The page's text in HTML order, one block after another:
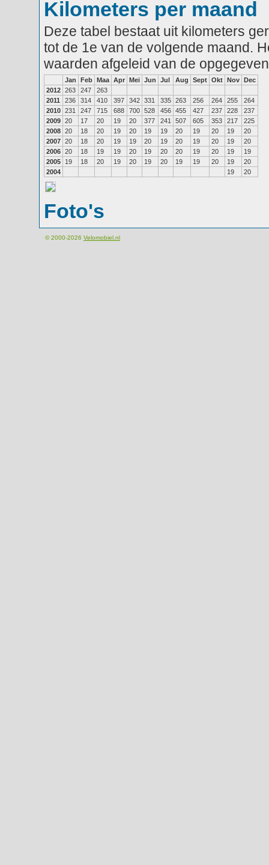
Kilometers per maand
Deze tabel bestaat uit kilometers
tot de 1e van de volgende maand.
waarden afgeleid van de
Jan Feb Maa Apr Mei Jun Jul Aug Sept Okt Nov Dec
2012 263 247
263
2011
236 314 410 397 342 331 335 263 256 264 255
264
2010 231 247 715 688 700 528 456 455 427 237 228
237
2009 20 17 20 19 20 377 241 507 605 353 217
225
2008 20 18 20 19 20 19 19 20 19 20 19
20
2007 20 18 20 19 19 20 19 20 19 20 19
20
2006 20 18 19 19 20 19 20 20 19 20 19
19
2005
19 18 20 19 20 19 20 19 19 20 19
20
2004
19 20
Foto's
© 2000-2026 Velomobiel.nl